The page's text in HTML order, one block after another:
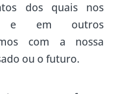
dos quais nos
e em outros
com a nossa
ou o futuro.